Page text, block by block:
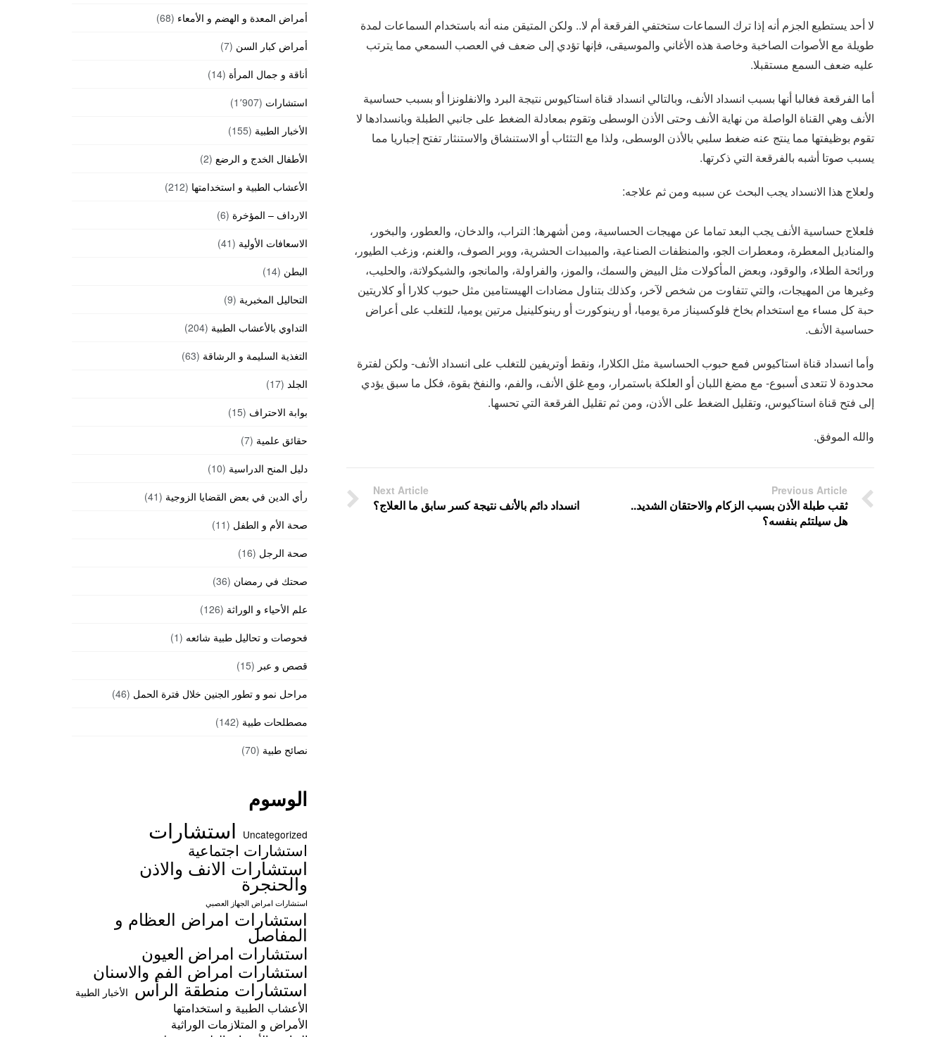
لا أحد يستطيع الجزم أنه إذا ترك السماعات ستختفي الفرقعة أم لا.. ولكن المتيقن منه أنه باستخدام السماعات لمدة
طويلة مع الأصوات الصاخبة وخاصة هذه الأغاني والموسيقى، فإنها تؤدي إلى ضعف في العصب السمعي مما يترتب
عليه ضعف السمع مستقبلا.
أما الفرقعة فغالبا أنها بسبب انسداد الأنف، وبالتالي انسداد قناة استاكيوس نتيجة البرد والانفلونزا أو بسبب حساسية
الأنف وهي القناة الواصلة من نهاية الأنف وحتى الأذن الوسطى وتقوم بمعادلة الضغط على جانبي الطبلة وبانسدادها لا
تقوم بوظيفتها مما ينتج عنه ضغط سلبي بالأذن الوسطى، ولذا مع التثئاب أو الاستنشاق والاستنثار تفتح إجباريا مما
يسبب صوتا أشبه بالفرقعة التي ذكرتها.
ولعلاج هذا الانسداد يجب البحث عن سببه ومن ثم علاجه:
فلعلاج حساسية الأنف يجب البعد تماما عن مهيجات الحساسية، ومن أشهرها: التراب، والدخان، والعطور، والبخور،
والمناديل المعطرة، ومعطرات الجو، والمنظفات الصناعية، والمبيدات الحشرية، ووبر الصوف، والغنم، وزغب الطيور،
ورائحة الطلاء، والوقود، وبعض المأكولات مثل البيض والسمك، والموز، والفراولة، والمانجو، والشيكولاتة، والحليب،
وغيرها من المهيجات، والتي تتفاوت من شخص لآخر، وكذلك بتناول مضادات الهيستامين مثل حبوب كلارا أو كلاريتين
حبة كل مساء مع استخدام بخاخ فلوكسيناز مرة يوميا، أو رينوكورت أو رينوكلينيل مرتين يوميا، للتغلب على أعراض
حساسية الأنف.
وأما انسداد قناة استاكيوس فمع حبوب الحساسية مثل الكلارا، ونقط أوتريفين للتغلب على انسداد الأنف- ولكن لفترة
محدودة لا تتعدى أسبوع- مع مضغ اللبان أو العلكة باستمرار، ومع غلق الأنف، والفم، والنفخ بقوة، فكل ما سبق يؤدي
إلى فتح قناة استاكيوس، وتقليل الضغط على الأذن، ومن ثم تقليل الفرقعة التي تحسها.
والله الموفق.
Previous Article
ثقب طبلة الأذن بسبب الزكام والاحتقان الشديد..
هل سيلتئم بنفسه؟
Next Article
انسداد دائم بالأنف نتيجة كسر سابق ما العلاج؟
أمراض المعدة و الهضم و الأمعاء (68)
أمراض كبار السن (7)
أناقة و جمال المرأة (14)
استشارات (1٬907)
الأخبار الطبية (155)
الأطفال الخدج و الرضع (2)
الأعشاب الطبية و استخدامتها (212)
الارداف – المؤخرة (6)
الاسعافات الأولية (41)
البطن (14)
التحاليل المخبرية (9)
التداوي بالأعشاب الطبية (204)
التغذية السليمة و الرشاقة (63)
الجلد (17)
بوابة الاحتراف (15)
حقائق علمية (7)
دليل المنح الدراسية (10)
رأي الدين في بعض القضايا الزوجية (41)
صحة الأم و الطفل (11)
صحة الرجل (16)
صحتك في رمضان (36)
علم الأحياء و الوراثة (126)
فحوصات و تحاليل طبية شائعه (1)
قصص و عبر (15)
مراحل نمو و تطور الجنين خلال فترة الحمل (46)
مصطلحات طبية (142)
نصائح طبية (70)
الوسوم
Uncategorized استشارات
استشارات اجتماعية
استشارات الانف والاذن
والحنجرة
استشارات امراض الجهاز العصبي
استشارات امراض العظام و
المفاصل
استشارات امراض العيون
استشارات امراض الفم والاسنان
استشارات منطقة الرأس الأخبار الطبية
الأعشاب الطبية و استخدامتها
الأمراض و المتلازمات الوراثية